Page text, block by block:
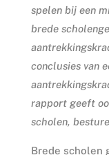
spelen bij een
brede
conclusies van
rapport geeft
scholen,
Brede scholen